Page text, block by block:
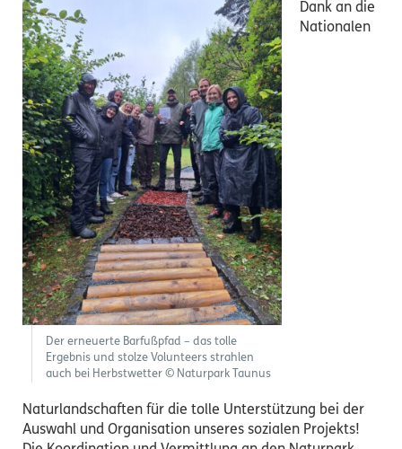
Der erneuerte Barfußpfad – das tolle
Ergebnis und stolze Volunteers strahlen
auch bei Herbstwetter © Naturpark Taunus
Dank an die
Nationalen
Naturlandschaften für die tolle Unterstützung bei der
Auswahl und Organisation unseres sozialen Projekts!